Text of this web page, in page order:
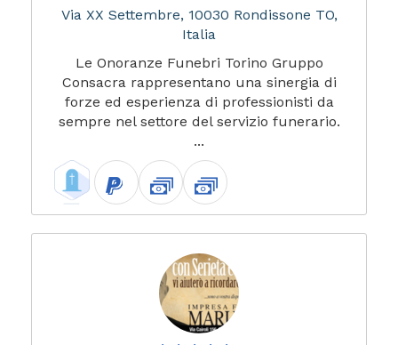
Via XX Settembre, 10030 Rondissone TO,
Italia
Le Onoranze Funebri Torino Gruppo
Consacra rappresentano una sinergia di
forze ed esperienza di professionisti da
sempre nel settore del servizio funerario.
...